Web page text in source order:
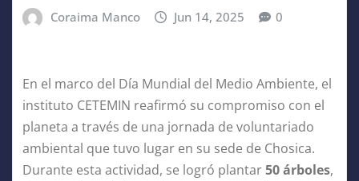
Coraima Manco Jun 14, 2025 0
En el marco del Día Mundial del Medio Ambiente, el
instituto CETEMIN reafirmó su compromiso con el
planeta a través de una jornada de voluntariado
ambiental que tuvo lugar en su sede de Chosica.
Durante esta actividad, se logró plantar50 árboles,